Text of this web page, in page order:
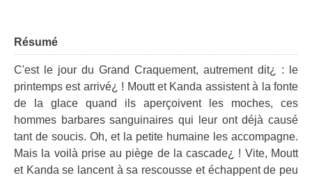
Résumé
C'est le jour du Grand Craquement, autrement dit¿ : le
printemps est arrivé¿ ! Moutt et Kanda assistent à la fonte
de la glace quand ils aperçoivent les moches, ces
hommes barbares sanguinaires qui leur ont déjà causé
tant de soucis. Oh, et la petite humaine les accompagne.
Mais la voilà prise au piège de la cascade¿ ! Vite, Moutt
et Kanda se lancent à sa rescousse et échappent de peu